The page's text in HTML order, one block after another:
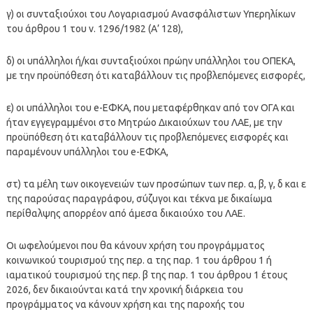
γ) οι συνταξιούχοι του Λογαριασμού Ανασφάλιστων Υπερηλίκων
του άρθρου 1 του ν. 1296/1982 (Α’ 128),
δ) οι υπάλληλοι ή/και συνταξιούχοι πρώην υπάλληλοι του ΟΠΕΚΑ,
με την προϋπόθεση ότι καταβάλλουν τις προβλεπόμενες εισφορές,
ε) οι υπάλληλοι του e-ΕΦΚΑ, που μεταφέρθηκαν από τον ΟΓΑ και
ήταν εγγεγραμμένοι στο Μητρώο Δικαιούχων του ΛΑΕ, με την
προϋπόθεση ότι καταβάλλουν τις προβλεπόμενες εισφορές και
παραμένουν υπάλληλοι του e-ΕΦΚΑ,
στ) τα μέλη των οικογενειών των προσώπων των περ. α, β, γ, δ και ε
της παρούσας παραγράφου, σύζυγοι και τέκνα με δικαίωμα
περίθαλψης απορρέον από άμεσα δικαιούχο του ΛΑΕ.
Οι ωφελούμενοι που θα κάνουν χρήση του προγράμματος
κοινωνικού τουρισμού της περ. α της παρ. 1 του άρθρου 1 ή
ιαματικού τουρισμού της περ. β της παρ. 1 του άρθρου 1 έτους
2026, δεν δικαιούνται κατά την χρονική διάρκεια του
προγράμματος να κάνουν χρήση και της παροχής του